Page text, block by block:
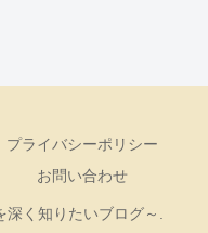
プライバシーポリシー
お問い合わせ
く知りたいブログ～.